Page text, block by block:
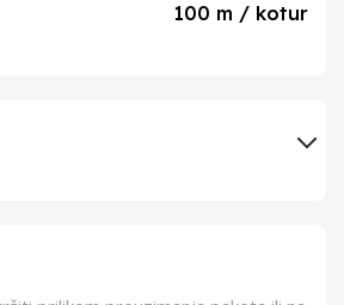
100 m / kotur